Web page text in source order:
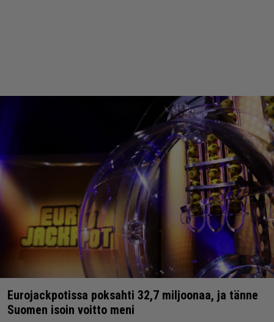
Eurojackpotissa poksahti 32,7 miljoonaa, ja tänne
Suomen isoin voitto meni